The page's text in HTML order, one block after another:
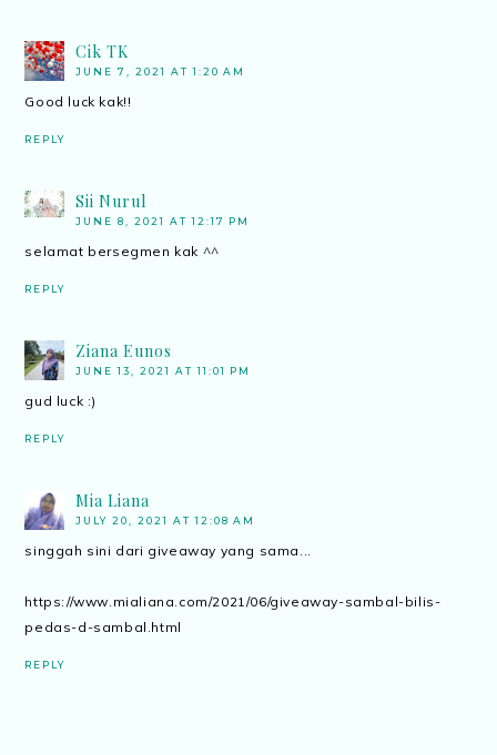
Cik TK
JUNE 7, 2021 AT 1:20 AM
Good luck kak!!
REPLY
Sii Nurul
JUNE 8, 2021 AT 12:17 PM
selamat bersegmen kak ^^
REPLY
Ziana Eunos
JUNE 13, 2021 AT 11:01 PM
gud luck :)
REPLY
Mia Liana
JULY 20, 2021 AT 12:08 AM
singgah sini dari giveaway yang sama...
https://www.mialiana.com/2021/06/giveaway-sambal-bilis-
pedas-d-sambal.html
REPLY